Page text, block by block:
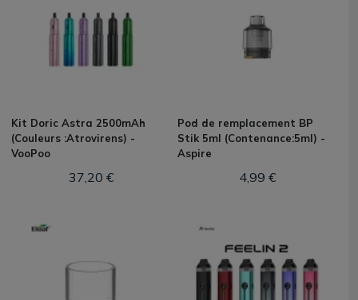
Kit Doric Astra 2500mAh
(Couleurs :Atrovirens) -
VooPoo
37,20 €
Pod de remplacement BP
Stik 5ml (Contenance:5ml) -
Aspire
4,99 €